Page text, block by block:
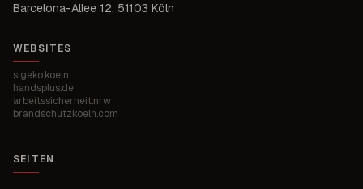
Barcelona-Allee 12, 51103 Köln
WEBSITES
sigeko.koeln
handsplus.de
arbeitssicherheit.nrw
brandschutzkoeln.com
SEITEN